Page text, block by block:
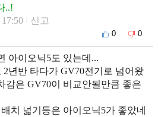
..!
신고
0 0
아이오닉5도 있는데...
2년반 타다가 GV70전기로 넘어왔
감은 GV70이 비교안될만큼 좋은
치 넓기등은 아이오닉5가 좋았네